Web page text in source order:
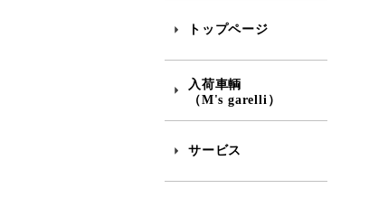
トップページ
入荷車輌
（M's garelli）
サービス